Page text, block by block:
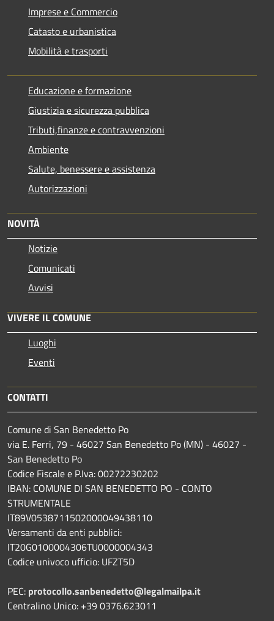
Imprese e Commercio
Catasto e urbanistica
Mobilità e trasporti
Educazione e formazione
Giustizia e sicurezza pubblica
Tributi,finanze e contravvenzioni
Ambiente
Salute, benessere e assistenza
Autorizzazioni
NOVITÀ
Notizie
Comunicati
Avvisi
VIVERE IL COMUNE
Luoghi
Eventi
CONTATTI
Comune di San Benedetto Po
via E. Ferri, 79 - 46027 San Benedetto Po (MN) - 46027 -
San Benedetto Po
Codice Fiscale e P.Iva: 00272230202
IBAN: COMUNE DI SAN BENEDETTO PO - CONTO
STRUMENTALE
IT89V0538711502000049438110
Versamenti da enti pubblici:
IT20G0100004306TU0000004343
Codice univoco ufficio: UFZT5D
PEC: protocollo.sanbenedetto@legalmailpa.it
Centralino Unico: +39 0376.623011